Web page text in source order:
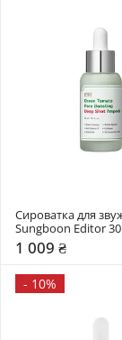
Сироватка для
Sungboon Editor
1 009 ₴
- 10%